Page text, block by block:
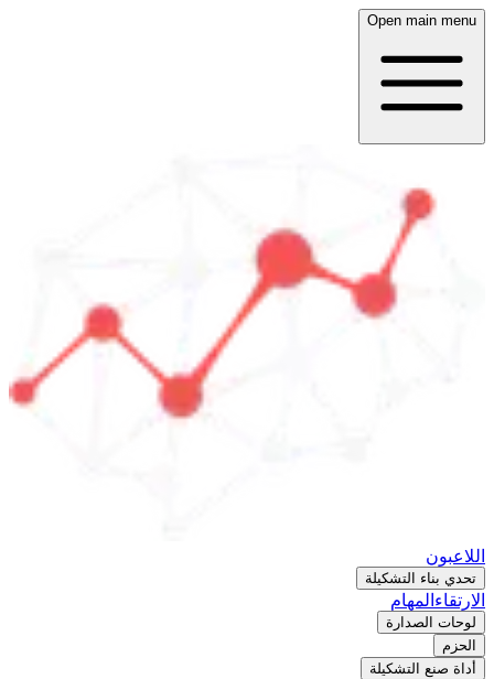
Open main menu
اللاعبون
تحدي بناء التشكيلة
الارتقاء المهام
لوحات الصدارة
الحزم
أداة صنع التشكيلة